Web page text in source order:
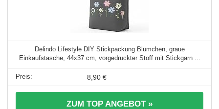
Delindo Lifestyle DIY Stickpackung Blümchen, graue
Einkaufstasche, 44x37 cm, vorgedruckter Stoff mit Stickgarn ...
8,90 €
ZUM TOP ANGEBOT »